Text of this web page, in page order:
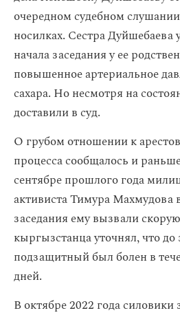
очередном судебном
носилках. Сестра Дуйшебаева
начала заседания у ее
повышенное артериальное
сахара. Но несмотря на
доставили в суд.
О грубом отношении к
процесса сообщалось и
сентябре прошлого года
активиста Тимура Махмудова
заседания ему вызвали
кыргызстанца уточнял, что до
подзащитный был болен в
дней.
В октябре 2022 года силовики